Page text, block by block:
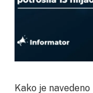
Kako je